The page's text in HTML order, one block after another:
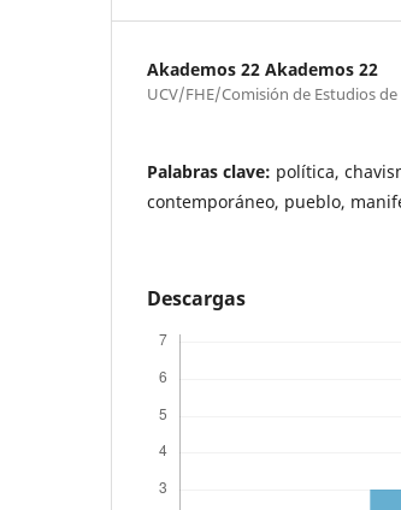
Akademos 22 Akademos 22
UCV/FHE/Comisión de Estudios
Palabras clave: política,
contemporáneo, pueblo,
Descargas